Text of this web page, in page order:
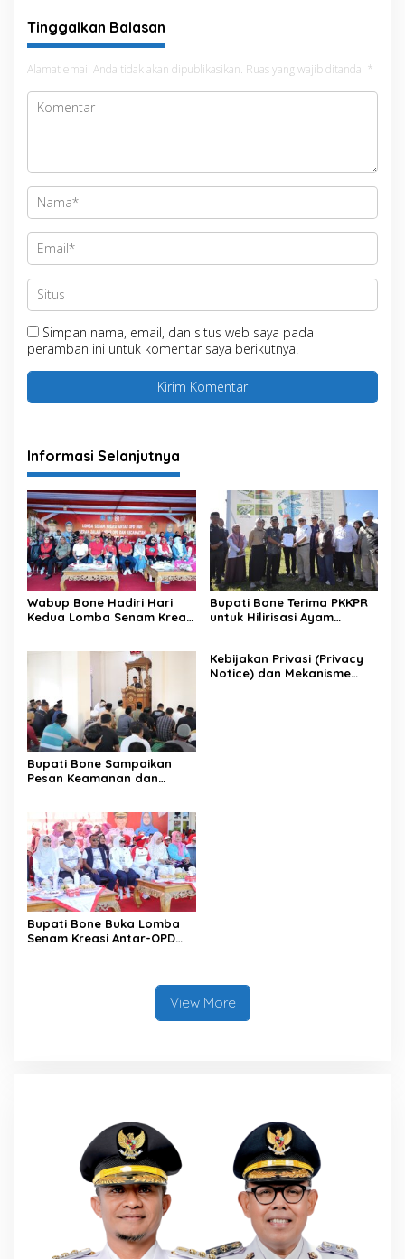
Tinggalkan Balasan
Alamat email Anda tidak akan dipublikasikan. Ruas yang wajib ditandai *
Simpan nama, email, dan situs web saya pada
peramban ini untuk komentar saya berikutnya.
Informasi Selanjutnya
Wabup Bone Hadiri Hari
Kedua Lomba Senam Kreasi
Bupati Bone Terima PKKPR
untuk Hilirisasi Ayam
Bupati Bone Sampaikan
Pesan Keamanan dan
Kebijakan Privasi (Privacy
Notice) dan Mekanisme
Bupati Bone Buka Lomba
Senam Kreasi Antar-OPD
View More